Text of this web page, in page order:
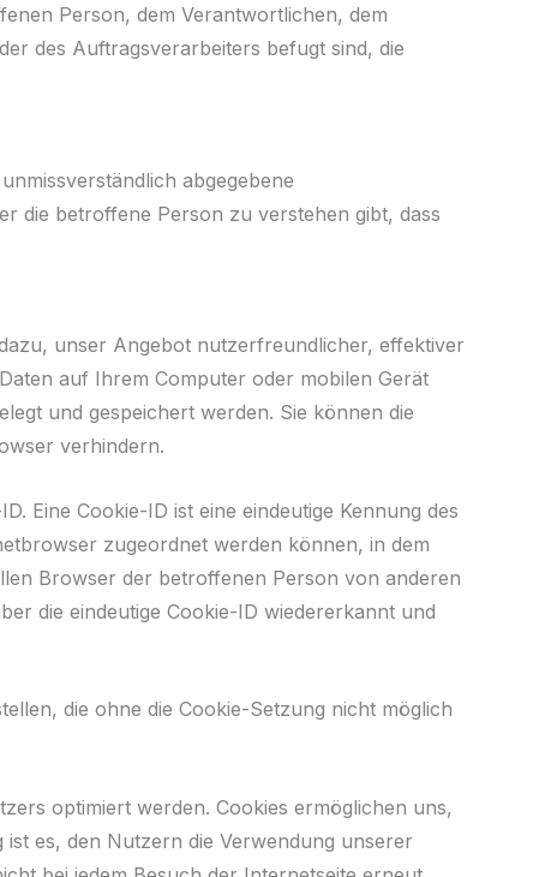
Person, dem Verantwortlichen, dem
des Auftragsverarbeiters befugt sind, die
abgegebene
die betroffene Person zu verstehen gibt, dass
unser Angebot nutzerfreundlicher, effektiver
auf Ihrem Computer oder mobilen Gerät
und gespeichert werden. Sie können die
verhindern.
Eine Cookie-ID ist eine eindeutige Kennung des
zugeordnet werden können, in dem
Browser der betroffenen Person von anderen
die eindeutige Cookie-ID wiedererkannt und
die ohne die Cookie-Setzung nicht möglich
optimiert werden. Cookies ermöglichen uns,
es, den Nutzern die Verwendung unserer